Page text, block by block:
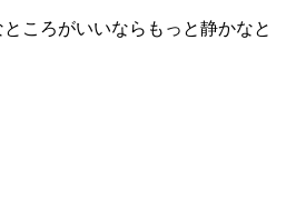
ころがいいならもっと静かなと